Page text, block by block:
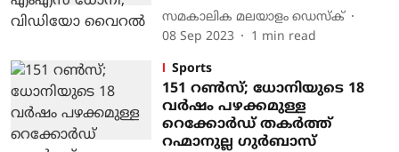
സമകാലിക മലയാളം ഡെസ്ക്
08 Sep 2023
1 min read
Sports
151 റണ്‍സ്; ധോനിയുടെ 18
വര്‍ഷം പഴക്കമുള്ള
റെക്കോര്‍ഡ് തകര്‍ത്ത്
റഹ്മാനുല്ല ഗുര്‍ബാസ്